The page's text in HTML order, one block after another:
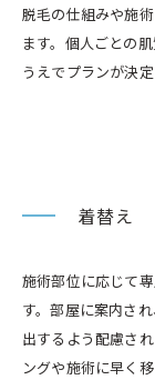
脱毛の仕組みや施
ます。個人ごとの
うえでプランが決定
着替え
施術部位に応じて
す。部屋に案内さ
出するよう配慮さ
ングや施術に早く